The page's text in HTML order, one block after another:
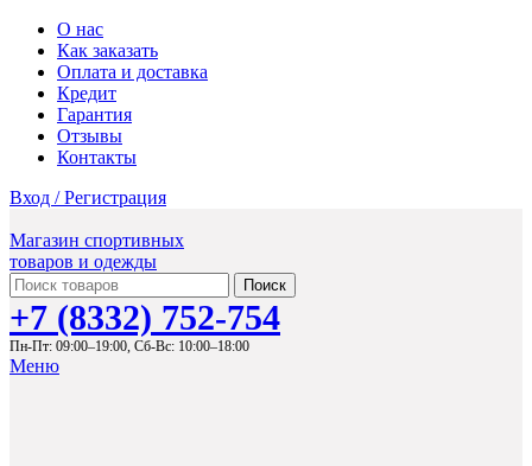
О нас
Как заказать
Оплата и доставка
Кредит
Гарантия
Отзывы
Контакты
Вход / Регистрация
Магазин спортивных
товаров и одежды
Поиск
+7 (8332) 752-754
Пн-Пт: 09:00–19:00, Сб-Вс: 10:00–18:00
Меню